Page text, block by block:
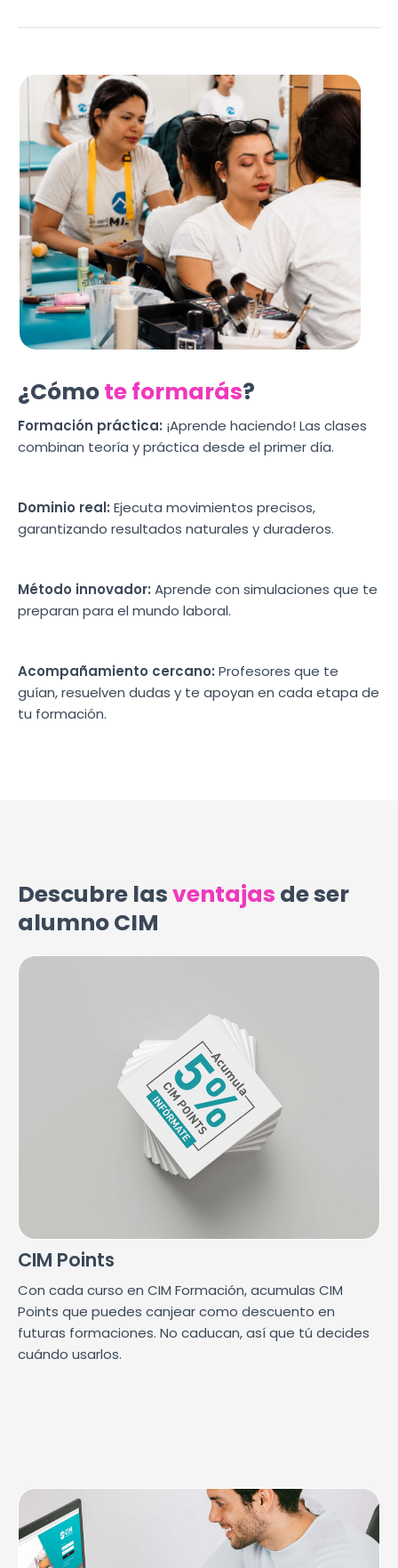
¿Cómote formarás?
Formación práctica: ¡Aprende haciendo! Las clases
combinan teoría y práctica desde el primer día.
Dominio real: Ejecuta movimientos precisos,
garantizando resultados naturales y duraderos.
Método innovador: Aprende con simulaciones que te
preparan para el mundo laboral.
Acompañamiento cercano: Profesores que te
guían, resuelven dudas y te apoyan en cada etapa de
tu formación.
Descubre lasventajas de ser
alumno CIM
CIM Points
Con cada curso en CIM Formación, acumulas CIM
Points que puedes canjear como descuento en
futuras formaciones. No caducan, así que tú decides
cuándo usarlos.